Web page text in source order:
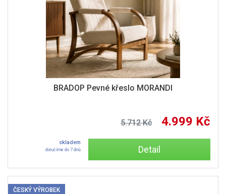
BRADOP Pevné křeslo MORANDI
5.712 Kč 4.999 Kč
skladem
doručíme do 7 dnů Detail
ČESKÝ VÝROBEK